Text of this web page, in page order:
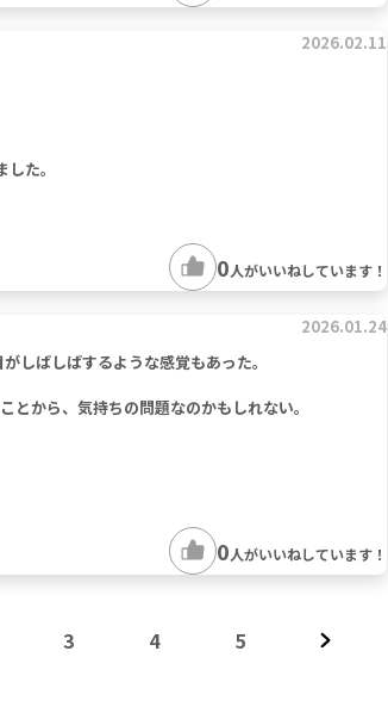
2026.02.11
た。
0人がいいねしています！
2026.01.24
しばしばするような感覚もあった。
から、気持ちの問題なのかもしれない。
0人がいいねしています！
3 4
5